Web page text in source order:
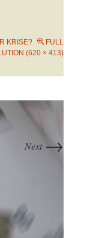
KRISE?
FULL
(620 × 413)
Next→